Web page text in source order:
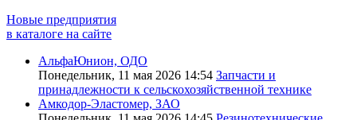
Новые предприятия
в каталоге на сайте
АльфаЮнион, ОДО
Понедельник, 11 мая 2026 14:54 Запчасти и
принадлежности к сельскохозяйственной технике
Амкодор-Эластомер, ЗАО